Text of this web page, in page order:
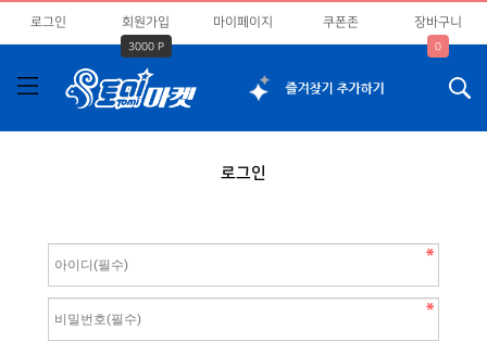
로그인 회원가입
3000 P
마이페이지 쿠폰존 장바구니
0
로그인